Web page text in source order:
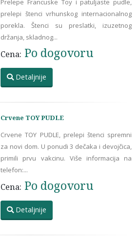
Prelepe Francuske Toy i patuljaste pudle,
prelepi štenci vrhunskog internacionalnog
porekla. Štenci su preslatki, izuzetnog
držanja, skladnog...
Cena: Po dogovoru
Detaljnije
Crvene TOY PUDLE
Crvene TOY PUDLE, prelepi štenci spremni
za novi dom. U ponudi 3 dečaka i devojčica,
primili prvu vakcinu. Više informacija na
telefon:...
Cena: Po dogovoru
Detaljnije